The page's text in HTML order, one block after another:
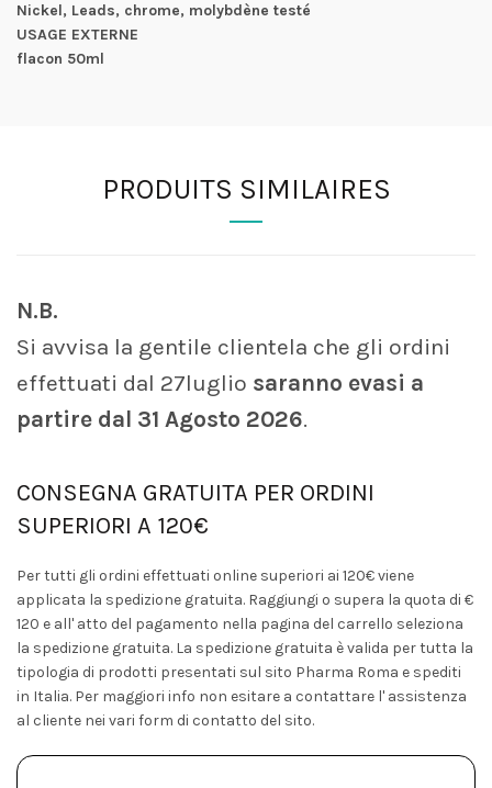
Nickel, Leads, chrome, molybdène testé
USAGE EXTERNE
flacon 50ml
PRODUITS SIMILAIRES
N.B.
Si avvisa la gentile clientela che gli ordini
effettuati dal 27luglio saranno evasi a
partire dal 31 Agosto 2026.
CONSEGNA GRATUITA PER ORDINI
SUPERIORI A 120€
Per tutti gli ordini effettuati online superiori ai 120€ viene
applicata la spedizione gratuita. Raggiungi o supera la quota di €
120 e all' atto del pagamento nella pagina del carrello seleziona
la spedizione gratuita. La spedizione gratuita è valida per tutta la
tipologia di prodotti presentati sul sito Pharma Roma e spediti
in Italia. Per maggiori info non esitare a contattare l' assistenza
al cliente nei vari form di contatto del sito.